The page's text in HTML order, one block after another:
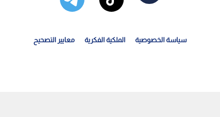
سياسة الخصوصية الملكية الفكرية معايير التصحيح